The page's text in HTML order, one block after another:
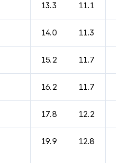
13.3 11.1
14.0 11.3
15.2 11.7
16.2 11.7
17.8 12.2
19.9 12.8